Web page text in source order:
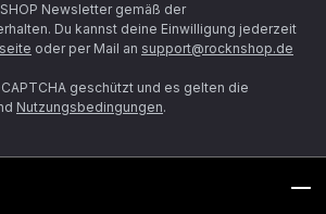
Newsletter gemäß der
Du kannst deine Einwilligung jederzeit
oder per Mail an support@rocknshop.de
geschützt und es gelten die
Nutzungsbedingungen.